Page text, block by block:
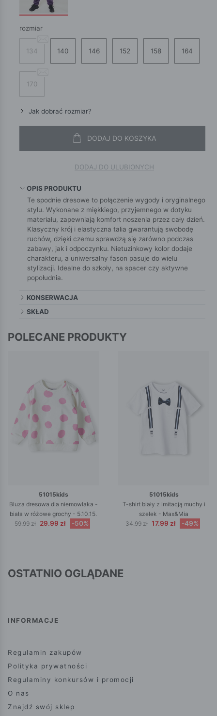
rozmiar
134 140 146 152 158 164
170
Jak dobrać rozmiar?
DODAJ DO KOSZYKA
DODAJ DO ULUBIONYCH
OPIS PRODUKTU
Te spodnie dresowe to połączenie wygody i oryginalnego
stylu. Wykonane z miękkiego, przyjemnego w dotyku
materiału, zapewniają komfort noszenia przez cały dzień.
Klasyczny krój i elastyczna talia gwarantują swobodę
ruchów, dzięki czemu sprawdzą się zarówno podczas
zabawy, jak i odpoczynku. Nietuzinkowy kolor dodaje
charakteru, a uniwersalny fason pasuje do wielu
stylizacji. Idealne do szkoły, na spacer czy aktywne
popołudnia.
KONSERWACJA
SKŁAD
POLECANE PRODUKTY
51015kids
Bluza dresowa dla niemowlaka -
biała w różowe grochy - 5.10.15.
59.99 zł 29.99 zł -50%
51015kids
T-shirt biały z imitacją muchy i
szelek - Max&Mia
34.99 zł 17.99 zł -49%
OSTATNIO OGLĄDANE
INFORMACJE
Regulamin zakupów
Polityka prywatności
Regulaminy konkursów i promocji
O nas
Znajdź swój sklep